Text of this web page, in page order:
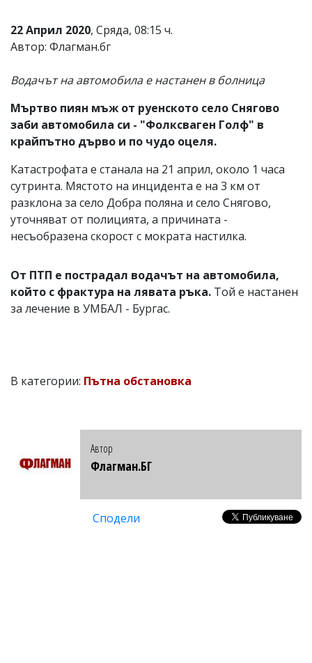
под
статиите
се
от
читателите
и
редакцията
не
носи
за
Ако
откриете
обиден
за
вас
сигнализирайте
ни!
22 Април 2020, Сряда, 08:15 ч.
Автор: Флагман.бг
Водачът на автомобила е настанен в болница
Мъртво пиян мъж от руенското село Снягово
заби автомобила си - "Фолксваген Голф" в
крайпътно дърво и по чудо оцеля.
Катастрофата е станала на 21 април, около 1 часа
сутринта. Мястото на инцидента е на 3 км от
разклона за село Добра поляна и село Снягово,
уточняват от полицията, а причината -
несъобразена скорост с мократа настилка.
От ПТП е пострадал водачът на автомобила,
който с фрактура на лявата ръка. Той е настанен
за лечение в УМБАЛ - Бургас.
В категории: Пътна обстановка
Автор
Флагман.БГ
Сподели